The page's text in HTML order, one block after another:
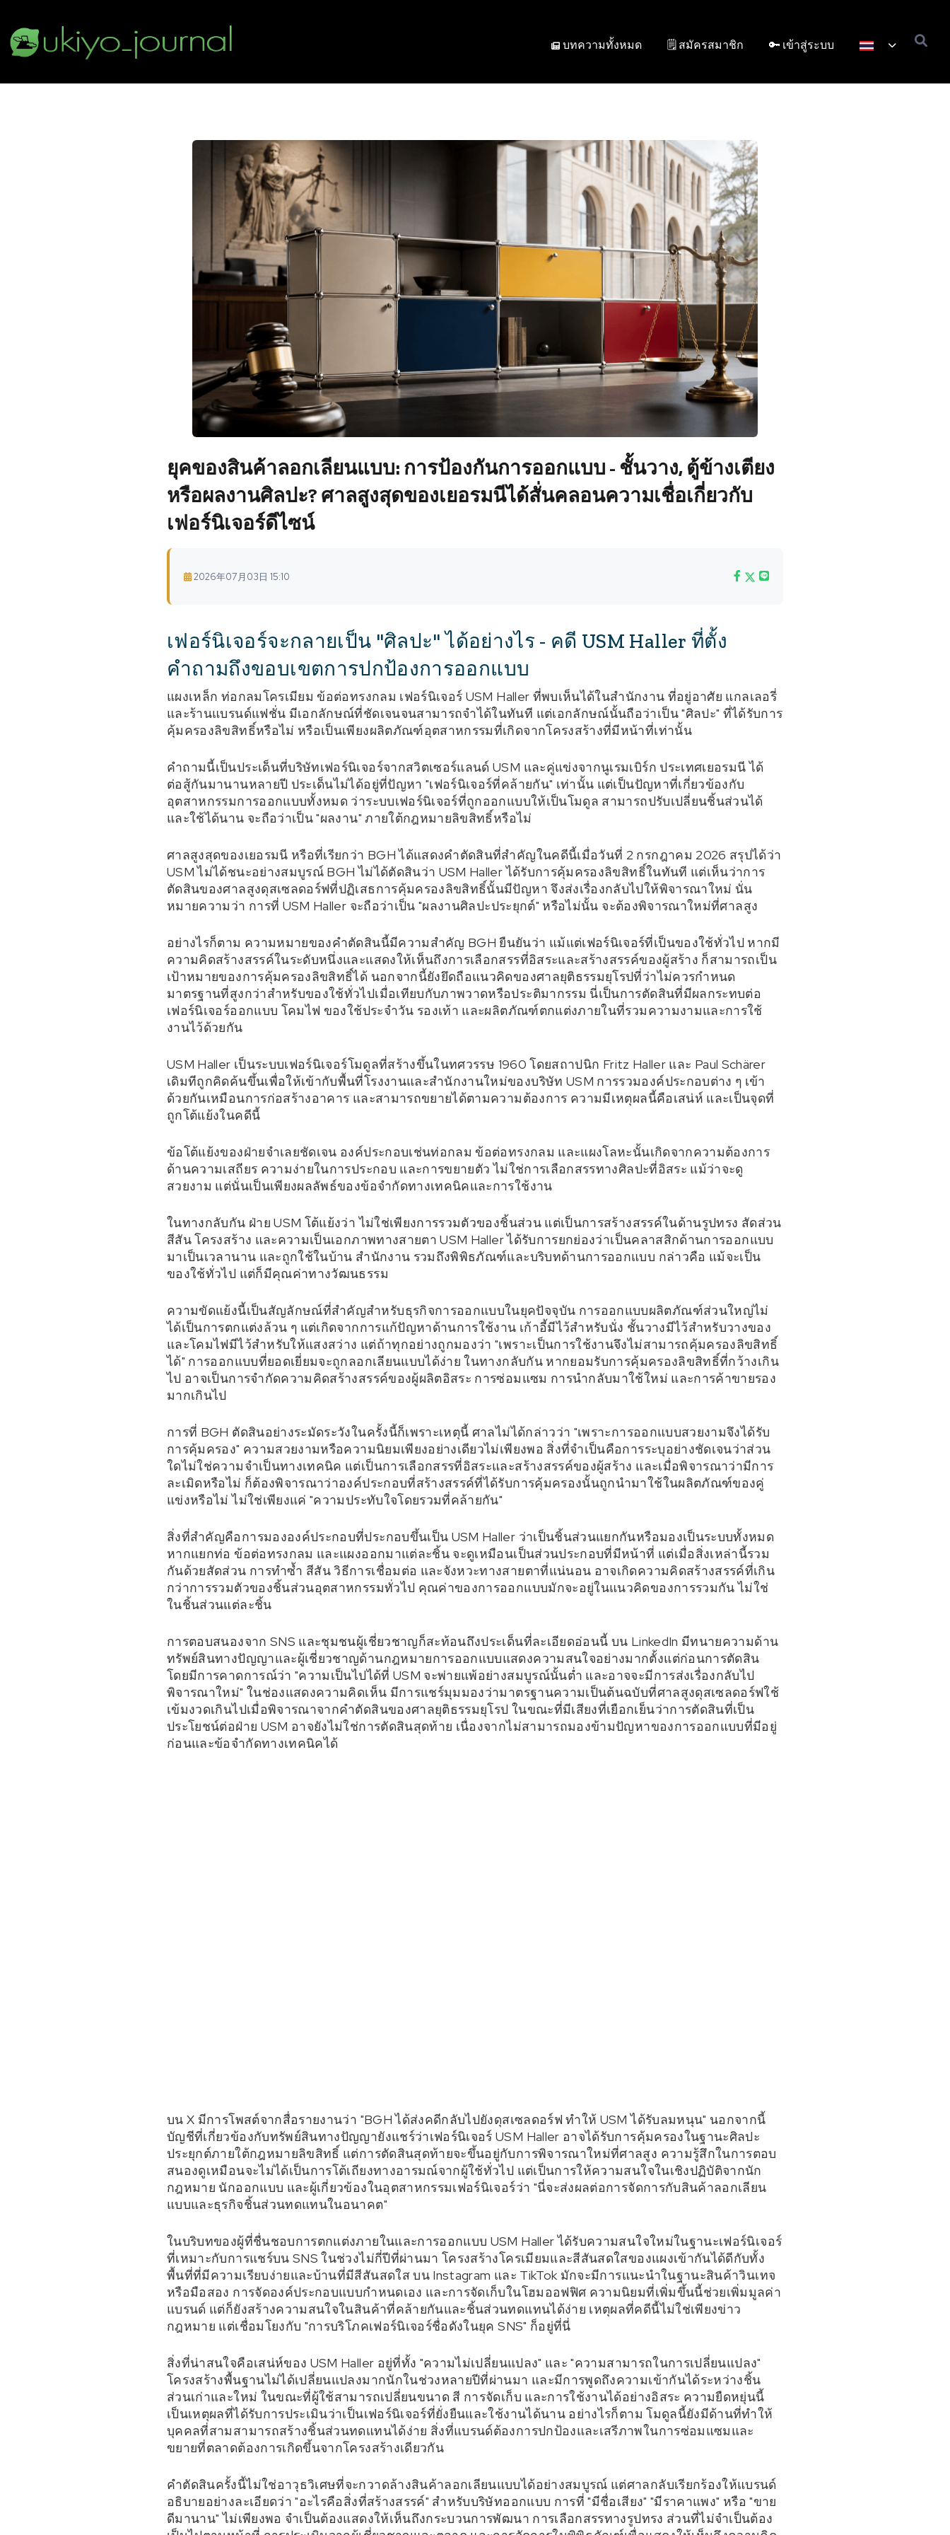
บทความทั้งหมด 🗒️ สมัครสมาชิก 🔑 เข้าสู่ระบบ
ยุคของสินค้าลอกเลียนแบบ: การป้องกันการออกแบบ - ชั้นวาง, ตู้ข้างเตียง
หรือผลงานศิลปะ? ศาลสูงสุดของเยอรมนีได้สั่นคลอนความเชื่อเกี่ยวกับ
เฟอร์นิเจอร์ดีไซน์
2026年07月03日 15:10
เฟอร์นิเจอร์จะกลายเป็น "ศิลปะ" ได้อย่างไร - คดี USM Haller ที่ตั้ง
คำถามถึงขอบเขตการปกป้องการออกแบบ
แผงเหล็ก ท่อกลมโครเมียม ข้อต่อทรงกลม เฟอร์นิเจอร์ USM Haller ที่พบเห็นได้ในสำนักงาน ที่อยู่อาศัย แกลเลอรี่
และร้านแบรนด์แฟชั่น มีเอกลักษณ์ที่ชัดเจนจนสามารถจำได้ในทันที แต่เอกลักษณ์นั้นถือว่าเป็น "ศิลปะ" ที่ได้รับการ
คุ้มครองลิขสิทธิ์หรือไม่ หรือเป็นเพียงผลิตภัณฑ์อุตสาหกรรมที่เกิดจากโครงสร้างที่มีหน้าที่เท่านั้น
คำถามนี้เป็นประเด็นที่บริษัทเฟอร์นิเจอร์จากสวิตเซอร์แลนด์ USM และคู่แข่งจากนูเรมเบิร์ก ประเทศเยอรมนี ได้
ต่อสู้กันมานานหลายปี ประเด็นไม่ได้อยู่ที่ปัญหา "เฟอร์นิเจอร์ที่คล้ายกัน" เท่านั้น แต่เป็นปัญหาที่เกี่ยวข้องกับ
อุตสาหกรรมการออกแบบทั้งหมด ว่าระบบเฟอร์นิเจอร์ที่ถูกออกแบบให้เป็นโมดูล สามารถปรับเปลี่ยนชิ้นส่วนได้
และใช้ได้นาน จะถือว่าเป็น "ผลงาน" ภายใต้กฎหมายลิขสิทธิ์หรือไม่
ศาลสูงสุดของเยอรมนี หรือที่เรียกว่า BGH ได้แสดงคำตัดสินที่สำคัญในคดีนี้เมื่อวันที่ 2 กรกฎาคม 2026 สรุปได้ว่า
USM ไม่ได้ชนะอย่างสมบูรณ์ BGH ไม่ได้ตัดสินว่า USM Haller ได้รับการคุ้มครองลิขสิทธิ์ในทันที แต่เห็นว่าการ
ตัดสินของศาลสูงดุสเซลดอร์ฟที่ปฏิเสธการคุ้มครองลิขสิทธิ์นั้นมีปัญหา จึงส่งเรื่องกลับไปให้พิจารณาใหม่ นั่น
หมายความว่า การที่ USM Haller จะถือว่าเป็น "ผลงานศิลปะประยุกต์" หรือไม่นั้น จะต้องพิจารณาใหม่ที่ศาลสูง
อย่างไรก็ตาม ความหมายของคำตัดสินนี้มีความสำคัญ BGH ยืนยันว่า แม้แต่เฟอร์นิเจอร์ที่เป็นของใช้ทั่วไป หากมี
ความคิดสร้างสรรค์ในระดับหนึ่งและแสดงให้เห็นถึงการเลือกสรรที่อิสระและสร้างสรรค์ของผู้สร้าง ก็สามารถเป็น
เป้าหมายของการคุ้มครองลิขสิทธิ์ได้ นอกจากนี้ยังยึดถือแนวคิดของศาลยุติธรรมยุโรปที่ว่าไม่ควรกำหนด
มาตรฐานที่สูงกว่าสำหรับของใช้ทั่วไปเมื่อเทียบกับภาพวาดหรือประติมากรรม นี่เป็นการตัดสินที่มีผลกระทบต่อ
เฟอร์นิเจอร์ออกแบบ โคมไฟ ของใช้ประจำวัน รองเท้า และผลิตภัณฑ์ตกแต่งภายในที่รวมความงามและการใช้
งานไว้ด้วยกัน
USM Haller เป็นระบบเฟอร์นิเจอร์โมดูลที่สร้างขึ้นในทศวรรษ 1960 โดยสถาปนิก Fritz Haller และ Paul Schärer
เดิมทีถูกคิดค้นขึ้นเพื่อให้เข้ากับพื้นที่โรงงานและสำนักงานใหม่ของบริษัท USM การรวมองค์ประกอบต่าง ๆ เข้า
ด้วยกันเหมือนการก่อสร้างอาคาร และสามารถขยายได้ตามความต้องการ ความมีเหตุผลนี้คือเสน่ห์ และเป็นจุดที่
ถูกโต้แย้งในคดีนี้
ข้อโต้แย้งของฝ่ายจำเลยชัดเจน องค์ประกอบเช่นท่อกลม ข้อต่อทรงกลม และแผงโลหะนั้นเกิดจากความต้องการ
ด้านความเสถียร ความง่ายในการประกอบ และการขยายตัว ไม่ใช่การเลือกสรรทางศิลปะที่อิสระ แม้ว่าจะดู
สวยงาม แต่นั่นเป็นเพียงผลลัพธ์ของข้อจำกัดทางเทคนิคและการใช้งาน
ในทางกลับกัน ฝ่าย USM โต้แย้งว่า ไม่ใช่เพียงการรวมตัวของชิ้นส่วน แต่เป็นการสร้างสรรค์ในด้านรูปทรง สัดส่วน
สีสัน โครงสร้าง และความเป็นเอกภาพทางสายตา USM Haller ได้รับการยกย่องว่าเป็นคลาสสิกด้านการออกแบบ
มาเป็นเวลานาน และถูกใช้ในบ้าน สำนักงาน รวมถึงพิพิธภัณฑ์และบริบทด้านการออกแบบ กล่าวคือ แม้จะเป็น
ของใช้ทั่วไป แต่ก็มีคุณค่าทางวัฒนธรรม
ความขัดแย้งนี้เป็นสัญลักษณ์ที่สำคัญสำหรับธุรกิจการออกแบบในยุคปัจจุบัน การออกแบบผลิตภัณฑ์ส่วนใหญ่ไม่
ได้เป็นการตกแต่งล้วน ๆ แต่เกิดจากการแก้ปัญหาด้านการใช้งาน เก้าอี้มีไว้สำหรับนั่ง ชั้นวางมีไว้สำหรับวางของ
และโคมไฟมีไว้สำหรับให้แสงสว่าง แต่ถ้าทุกอย่างถูกมองว่า "เพราะเป็นการใช้งานจึงไม่สามารถคุ้มครองลิขสิทธิ์
ได้" การออกแบบที่ยอดเยี่ยมจะถูกลอกเลียนแบบได้ง่าย ในทางกลับกัน หากยอมรับการคุ้มครองลิขสิทธิ์ที่กว้างเกิน
ไป อาจเป็นการจำกัดความคิดสร้างสรรค์ของผู้ผลิตอิสระ การซ่อมแซม การนำกลับมาใช้ใหม่ และการค้าขายรอง
มากเกินไป
การที่ BGH ตัดสินอย่างระมัดระวังในครั้งนี้ก็เพราะเหตุนี้ ศาลไม่ได้กล่าวว่า "เพราะการออกแบบสวยงามจึงได้รับ
การคุ้มครอง" ความสวยงามหรือความนิยมเพียงอย่างเดียวไม่เพียงพอ สิ่งที่จำเป็นคือการระบุอย่างชัดเจนว่าส่วน
ใดไม่ใช่ความจำเป็นทางเทคนิค แต่เป็นการเลือกสรรที่อิสระและสร้างสรรค์ของผู้สร้าง และเมื่อพิจารณาว่ามีการ
ละเมิดหรือไม่ ก็ต้องพิจารณาว่าองค์ประกอบที่สร้างสรรค์ที่ได้รับการคุ้มครองนั้นถูกนำมาใช้ในผลิตภัณฑ์ของคู่
แข่งหรือไม่ ไม่ใช่เพียงแค่ "ความประทับใจโดยรวมที่คล้ายกัน"
สิ่งที่สำคัญคือการมององค์ประกอบที่ประกอบขึ้นเป็น USM Haller ว่าเป็นชิ้นส่วนแยกกันหรือมองเป็นระบบทั้งหมด
หากแยกท่อ ข้อต่อทรงกลม และแผงออกมาแต่ละชิ้น จะดูเหมือนเป็นส่วนประกอบที่มีหน้าที่ แต่เมื่อสิ่งเหล่านี้รวม
กันด้วยสัดส่วน การทำซ้ำ สีสัน วิธีการเชื่อมต่อ และจังหวะทางสายตาที่แน่นอน อาจเกิดความคิดสร้างสรรค์ที่เกิน
กว่าการรวมตัวของชิ้นส่วนอุตสาหกรรมทั่วไป คุณค่าของการออกแบบมักจะอยู่ในแนวคิดของการรวมกัน ไม่ใช่
ในชิ้นส่วนแต่ละชิ้น
การตอบสนองจาก SNS และชุมชนผู้เชี่ยวชาญก็สะท้อนถึงประเด็นที่ละเอียดอ่อนนี้ บน LinkedIn มีทนายความด้าน
ทรัพย์สินทางปัญญาและผู้เชี่ยวชาญด้านกฎหมายการออกแบบแสดงความสนใจอย่างมากตั้งแต่ก่อนการตัดสิน
โดยมีการคาดการณ์ว่า "ความเป็นไปได้ที่ USM จะพ่ายแพ้อย่างสมบูรณ์นั้นต่ำ และอาจจะมีการส่งเรื่องกลับไป
พิจารณาใหม่" ในช่องแสดงความคิดเห็น มีการแชร์มุมมองว่ามาตรฐานความเป็นต้นฉบับที่ศาลสูงดุสเซลดอร์ฟใช้
เข้มงวดเกินไปเมื่อพิจารณาจากคำตัดสินของศาลยุติธรรมยุโรป ในขณะที่มีเสียงที่เยือกเย็นว่าการตัดสินที่เป็น
ประโยชน์ต่อฝ่าย USM อาจยังไม่ใช่การตัดสินสุดท้าย เนื่องจากไม่สามารถมองข้ามปัญหาของการออกแบบที่มีอยู่
ก่อนและข้อจำกัดทางเทคนิคได้
บน X มีการโพสต์จากสื่อรายงานว่า "BGH ได้ส่งคดีกลับไปยังดุสเซลดอร์ฟ ทำให้ USM ได้รับลมหนุน" นอกจากนี้
บัญชีที่เกี่ยวข้องกับทรัพย์สินทางปัญญายังแชร์ว่าเฟอร์นิเจอร์ USM Haller อาจได้รับการคุ้มครองในฐานะศิลปะ
ประยุกต์ภายใต้กฎหมายลิขสิทธิ์ แต่การตัดสินสุดท้ายจะขึ้นอยู่กับการพิจารณาใหม่ที่ศาลสูง ความรู้สึกในการตอบ
สนองดูเหมือนจะไม่ได้เป็นการโต้เถียงทางอารมณ์จากผู้ใช้ทั่วไป แต่เป็นการให้ความสนใจในเชิงปฏิบัติจากนัก
กฎหมาย นักออกแบบ และผู้เกี่ยวข้องในอุตสาหกรรมเฟอร์นิเจอร์ว่า "นี่จะส่งผลต่อการจัดการกับสินค้าลอกเลียน
แบบและธุรกิจชิ้นส่วนทดแทนในอนาคต"
ในบริบทของผู้ที่ชื่นชอบการตกแต่งภายในและการออกแบบ USM Haller ได้รับความสนใจใหม่ในฐานะเฟอร์นิเจอร์
ที่เหมาะกับการแชร์บน SNS ในช่วงไม่กี่ปีที่ผ่านมา โครงสร้างโครเมียมและสีสันสดใสของแผงเข้ากันได้ดีกับทั้ง
พื้นที่ที่มีความเรียบง่ายและบ้านที่มีสีสันสดใส บน Instagram และ TikTok มักจะมีการแนะนำในฐานะสินค้าวินเทจ
หรือมือสอง การจัดองค์ประกอบแบบกำหนดเอง และการจัดเก็บในโฮมออฟฟิศ ความนิยมที่เพิ่มขึ้นนี้ช่วยเพิ่มมูลค่า
แบรนด์ แต่ก็ยังสร้างความสนใจในสินค้าที่คล้ายกันและชิ้นส่วนทดแทนได้ง่าย เหตุผลที่คดีนี้ไม่ใช่เพียงข่าว
กฎหมาย แต่เชื่อมโยงกับ "การบริโภคเฟอร์นิเจอร์ชื่อดังในยุค SNS" ก็อยู่ที่นี่
สิ่งที่น่าสนใจคือเสน่ห์ของ USM Haller อยู่ที่ทั้ง "ความไม่เปลี่ยนแปลง" และ "ความสามารถในการเปลี่ยนแปลง"
โครงสร้างพื้นฐานไม่ได้เปลี่ยนแปลงมากนักในช่วงหลายปีที่ผ่านมา และมีการพูดถึงความเข้ากันได้ระหว่างชิ้น
ส่วนเก่าและใหม่ ในขณะที่ผู้ใช้สามารถเปลี่ยนขนาด สี การจัดเก็บ และการใช้งานได้อย่างอิสระ ความยืดหยุ่นนี้
เป็นเหตุผลที่ได้รับการประเมินว่าเป็นเฟอร์นิเจอร์ที่ยั่งยืนและใช้งานได้นาน อย่างไรก็ตาม โมดูลนี้ยังมีด้านที่ทำให้
บุคคลที่สามสามารถสร้างชิ้นส่วนทดแทนได้ง่าย สิ่งที่แบรนด์ต้องการปกป้องและเสรีภาพในการซ่อมแซมและ
ขยายที่ตลาดต้องการเกิดขึ้นจากโครงสร้างเดียวกัน
คำตัดสินครั้งนี้ไม่ใช่อาวุธวิเศษที่จะกวาดล้างสินค้าลอกเลียนแบบได้อย่างสมบูรณ์ แต่ศาลกลับเรียกร้องให้แบรนด์
อธิบายอย่างละเอียดว่า "อะไรคือสิ่งที่สร้างสรรค์" สำหรับบริษัทออกแบบ การที่ "มีชื่อเสียง" "มีราคาแพง" หรือ "ขาย
ดีมานาน" ไม่เพียงพอ จำเป็นต้องแสดงให้เห็นถึงกระบวนการพัฒนา การเลือกสรรทางรูปทรง ส่วนที่ไม่จำเป็นต้อง